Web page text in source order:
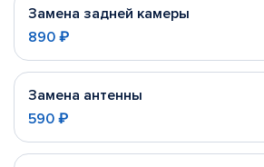
Замена задней камеры
890 ₽
Замена антенны
590 ₽